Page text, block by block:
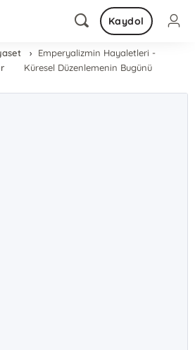
Kaydol
Emperyalizmin Hayaletleri -
Küresel Düzenlemenin Bugünü